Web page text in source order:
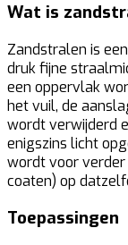
Wat is
Zandstralen is
druk fijne
een oppervlak
het vuil, de
wordt verwijderd
enigszins licht
wordt voor
coaten) op
Toepassingen